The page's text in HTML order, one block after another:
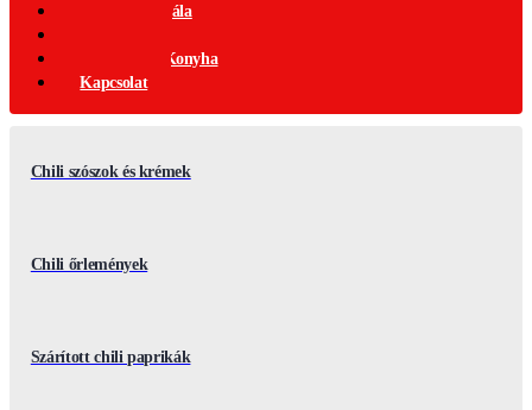
Csípősségi-Skála
Nemzetközi Konyha
Kapcsolat
Chili szószok és krémek
Chili őrlemények
Szárított chili paprikák